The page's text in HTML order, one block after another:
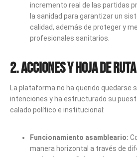
incremento real de las partidas
la sanidad para garantizar un
calidad, además de proteger y
profesionales sanitarios.
2. Acciones y hoja de ruta
La plataforma no ha querido quedarse
intenciones y ha estructurado su
calado político e institucional:
Funcionamiento asambleario:
manera horizontal a través de